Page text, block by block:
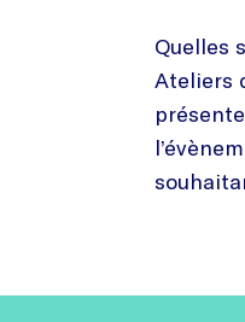
Quelles
Ateliers